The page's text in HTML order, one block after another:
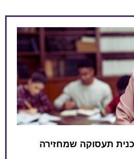
תעסוקה שמחזירה